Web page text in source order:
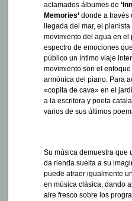
aclamados álbumes de
Memories’ donde a través
llegada del mar, el
movimiento del agua en el
espectro de emociones
público un íntimo viaje
movimiento son el
armónica del piano. Para
«copita de cava» en el
a la escritora y poeta
varios de sus últimos
Su música demuestra que
da rienda suelta a su
puede atraer igualmente
en música clásica, dando
aire fresco sobre los